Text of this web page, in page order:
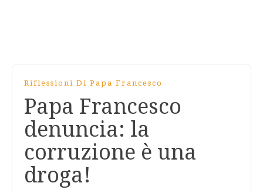
Riflessioni Di Papa Francesco
Papa Francesco
denuncia: la
corruzione è una
droga!